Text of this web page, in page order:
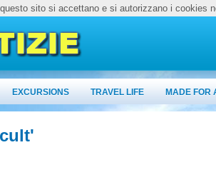
EXCURSIONS TRAVEL LIFE MADE FOR
sito si accettano e si autorizzano i cookies